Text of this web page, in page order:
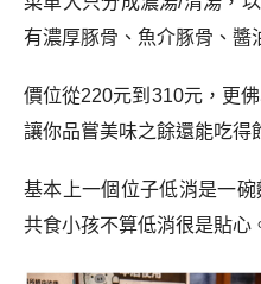
有濃厚豚骨、魚介豚骨、醬
價位從220元到310元，更
讓你品嘗美味之餘還能吃得
基本上一個位子低消是一
共食小孩不算低消很是貼心